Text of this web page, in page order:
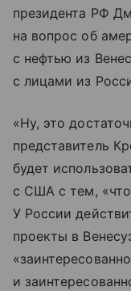
президента РФ
на вопрос об
с нефтью из
с лицами из
«Ну, это
представитель
будет
с США с тем,
У России
проекты в
и